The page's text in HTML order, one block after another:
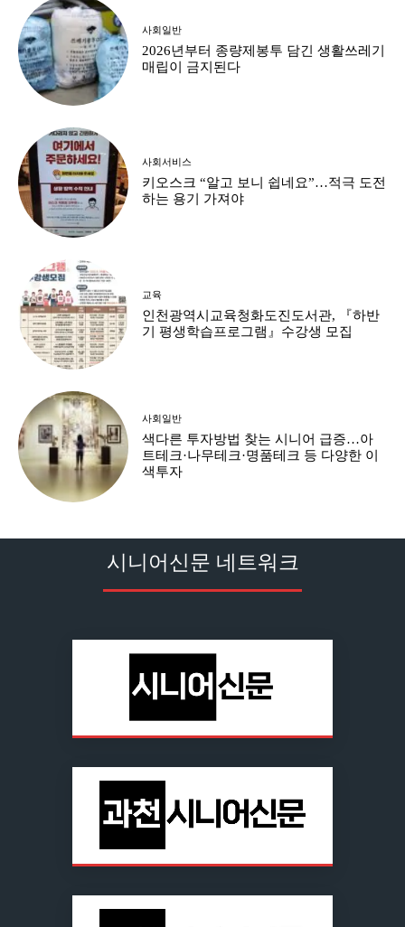
사회일반
2026년부터 종량제봉투 담긴 생활쓰레기
매립이 금지된다
사회서비스
키오스크 “알고 보니 쉽네요”…적극 도전
하는 용기 가져야
교육
인천광역시교육청화도진도서관, 『하반
기 평생학습프로그램』수강생 모집
사회일반
색다른 투자방법 찾는 시니어 급증…아
트테크·나무테크·명품테크 등 다양한 이
색투자
시니어신문 네트워크